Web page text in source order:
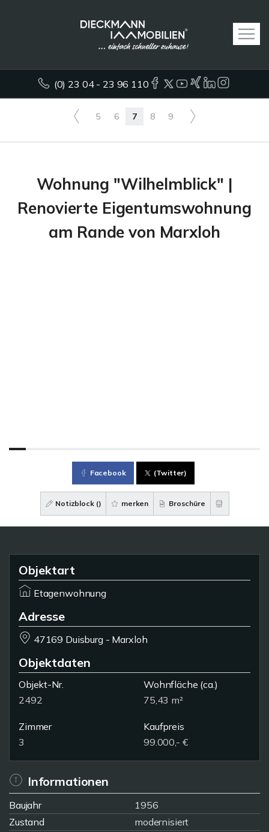
(0) 23 04 - 23 96 110
5 6 7 8 9
Wohnung "Wilhelmblick" |
Renovierte Eigentumswohnung
am Rande von Marxloh
Facebook (Twitter)
Notizblock () merken Broschüre
Objektart
Etagenwohnung
Adresse
47169 Duisburg - Marxloh
Objektdaten
Objekt-Nr.
2492
Wohnfläche (ca.)
75,43 m²
Zimmer
3
Kaufpreis
99.000,- €
Informationen
Baujahr
1956
Zustand
modernisiert